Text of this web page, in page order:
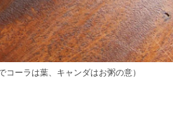
ーラは葉、キャンダはお粥の意）